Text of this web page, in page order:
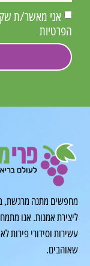
אני מאשר/ת
הפרטיות
מחפשים מתנה מרגשת,
ליצירת אמנות. אנו
עשירות וסידורי פירות
שאוהבים.